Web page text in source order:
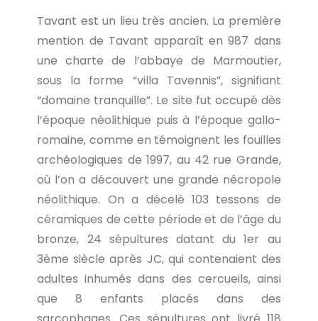
Tavant est un lieu très ancien. La première
mention de Tavant apparaît en 987 dans
une charte de l’abbaye de Marmoutier,
sous la forme “villa Tavennis”, signifiant
“domaine tranquille”. Le site fut occupé dès
l’époque néolithique puis à l’époque gallo-
romaine, comme en témoignent les fouilles
archéologiques de 1997, au 42 rue Grande,
où l’on a découvert une grande nécropole
néolithique. On a décelé 103 tessons de
céramiques de cette période et de l’âge du
bronze, 24 sépultures datant du 1er au
3ème siècle après JC, qui contenaient des
adultes inhumés dans des cercueils, ainsi
que 8 enfants placés dans des